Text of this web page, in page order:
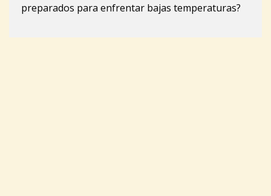
preparados para enfrentar bajas temperaturas?